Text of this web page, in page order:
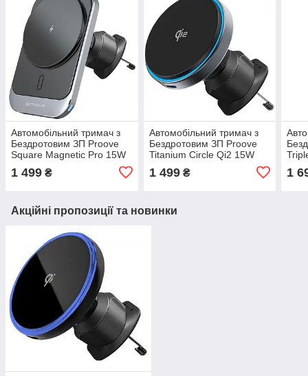
Автомобільний тримач з
Бездротовим ЗП Proove
Square Magnetic Pro 15W
1 499 ₴
Автомобільний тримач з
Бездротовим ЗП Proove
Titanium Circle Qi2 15W
1 499₴ 1
Акційні пропозиції та новинки